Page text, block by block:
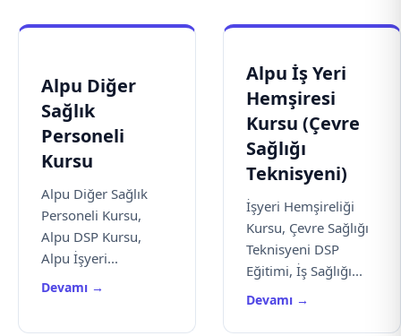
Alpu Diğer
Sağlık
Personeli
Kursu
Alpu Diğer Sağlık
Personeli Kursu,
Alpu DSP Kursu,
Alpu İşyeri...
Devamı →
Alpu İş Yeri
Hemşiresi
Kursu (Çevre
Sağlığı
Teknisyeni)
İşyeri Hemşireliği
Kursu, Çevre Sağlığı
Teknisyeni DSP
Eğitimi, İş Sağlığı...
Devamı →